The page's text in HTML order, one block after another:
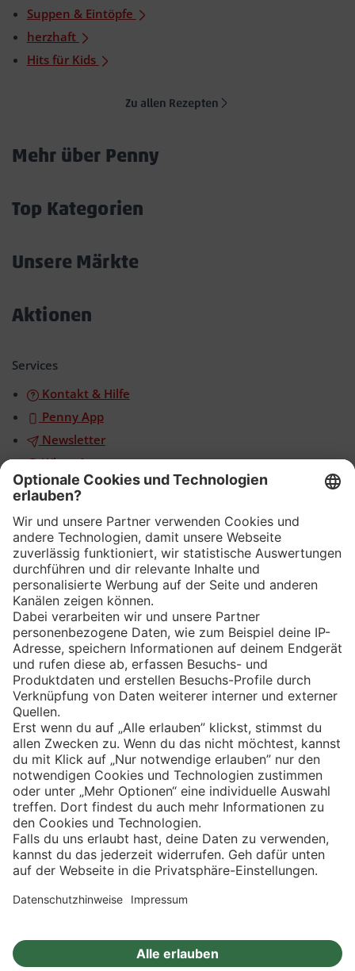
Suppen & Eintöpfe
herzhaft
Hits für Kids
Zu allen Rezepten
Mehr über Penny
Top Kategorien
Unsere Märkte
Aktionen
Services
Kontakt & Hilfe
Penny App
Newsletter
WhatsApp
App
Eishockey
Impressum
Privatsphäre-Einstellungen